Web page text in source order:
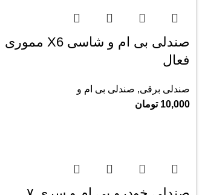
صندلی بی ام و شاسی X6 مموری
فعال
صندلی برقی, صندلی بی ام و
10,000 تومان